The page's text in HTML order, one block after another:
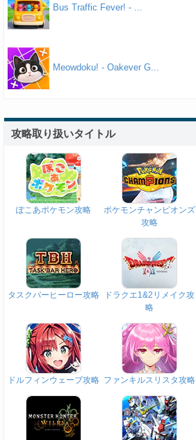
Bus Traffic Fever! - ...
Meowdoku! - Oakever G...
攻略取り扱いタイトル
ぽこあポケモン攻略
ポケモンチャンピオンズ
攻略
タスクバーヒーロー攻略
ドラクエ1&2リメイク攻
略
ドルフィンウェーブ攻略 ファンキルスリスタ攻略